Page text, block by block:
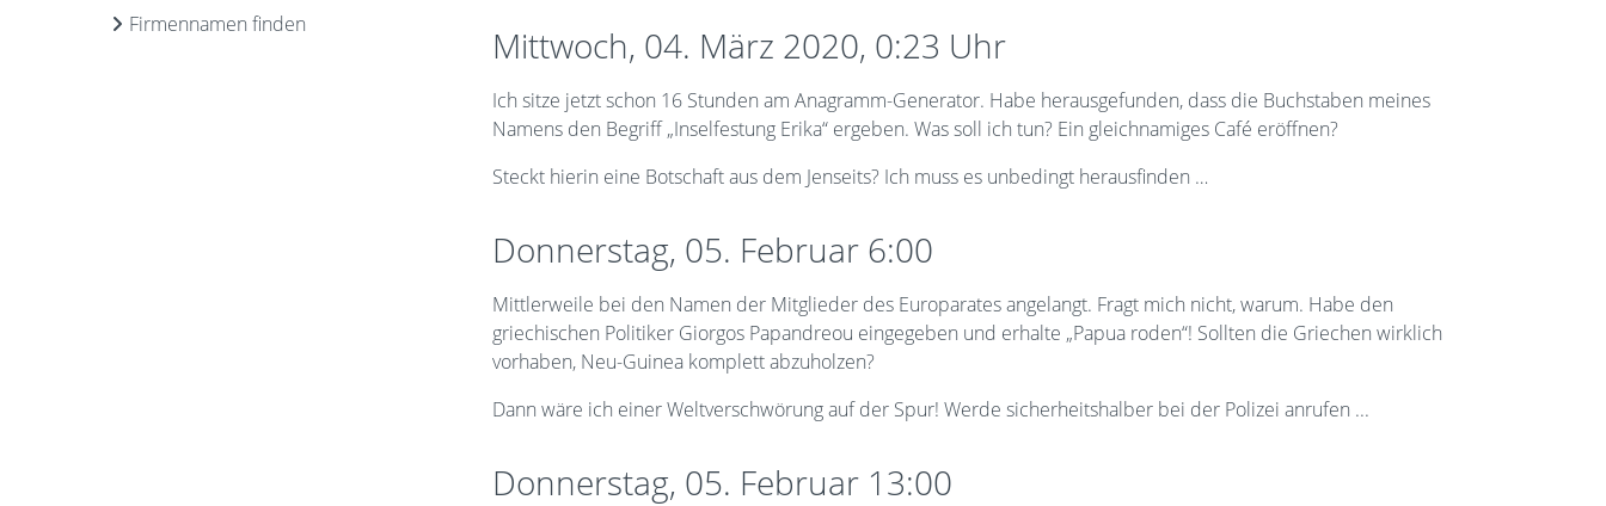
Mittwoch, 04. März 2020, 0:23 Uhr
Ich sitze jetzt schon 16 Stunden am Anagramm-Generator. Habe herausgefunden, dass die Buchstaben meines
Namens den Begriff „Inselfestung Erika“ ergeben. Was soll ich tun? Ein gleichnamiges Café eröffnen?
Steckt hierin eine Botschaft aus dem Jenseits? Ich muss es unbedingt herausfinden …
Donnerstag, 05. Februar 6:00
Mittlerweile bei den Namen der Mitglieder des Europarates angelangt. Fragt mich nicht, warum. Habe den
griechischen Politiker Giorgos Papandreou eingegeben und erhalte „Papua roden“! Sollten die Griechen wirklich
vorhaben, Neu-Guinea komplett abzuholzen?
Dann wäre ich einer Weltverschwörung auf der Spur! Werde sicherheitshalber bei der Polizei anrufen ...
Donnerstag, 05. Februar 13:00
Firmennamen finden